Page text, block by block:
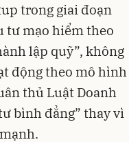
trong giai đoạn
tư mạo hiểm theo
lập quỹ”, không
động theo mô hình
thủ Luật Doanh
bình đẳng” thay vì